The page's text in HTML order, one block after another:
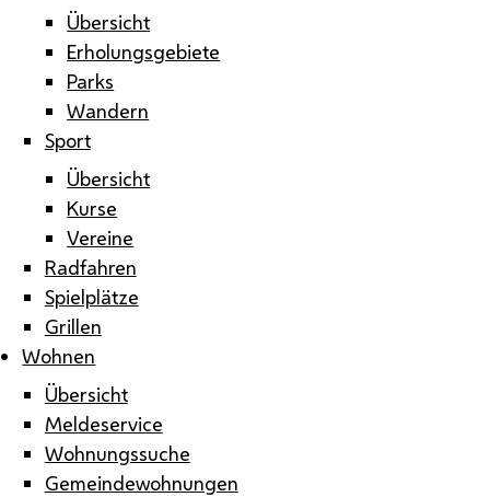
Übersicht
Erholungsgebiete
Parks
Wandern
Sport
Übersicht
Kurse
Vereine
Radfahren
Spielplätze
Grillen
Wohnen
Übersicht
Meldeservice
Wohnungssuche
Gemeindewohnungen